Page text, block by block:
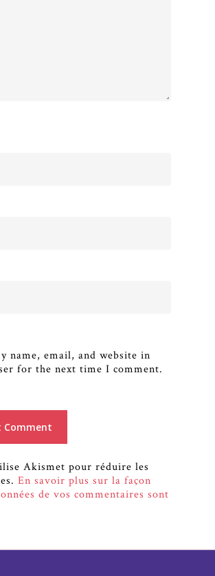
name, email, and website in
for the next time I comment.
Akismet pour réduire les
En savoir plus sur la façon
de vos commentaires sont